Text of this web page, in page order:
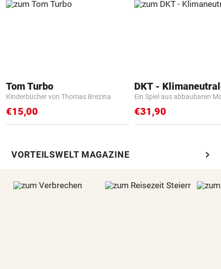
Tom Turbo
Kinderbücher von Thomas Brezina
€15,00
Ein Spiel aus abbaubaren
€31,90
VORTEILSWELT MAGAZINE chevron_right